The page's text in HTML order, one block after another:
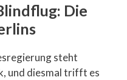
Die
steht
und diesmal trifft es